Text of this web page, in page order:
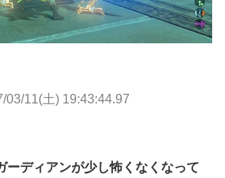
03/11(土) 19:43:44.97
ーディアンが少し怖くなくなって